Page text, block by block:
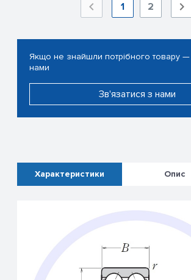
1 2
Якщо не знайшли потрібного товару —
нами
Зв'язатися з нами
Характеристики Опис